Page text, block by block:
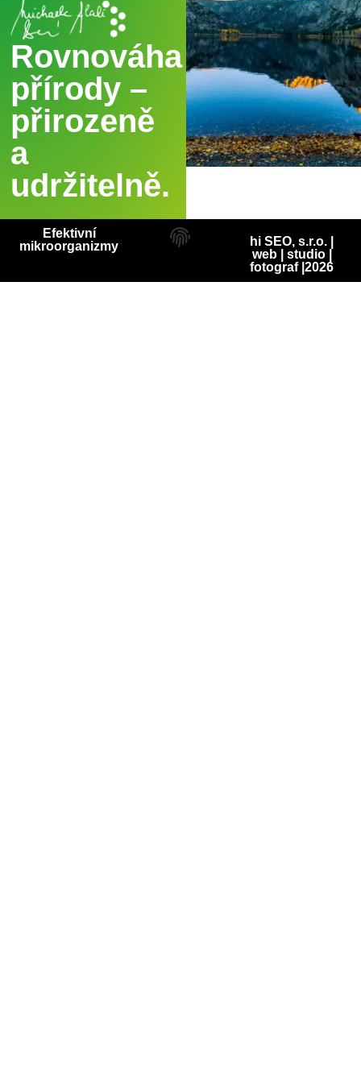
Rovnováha
přírody –
přirozeně
a
udržitelně.
hi SEO, s.r.o. |
web| studio|
fotograf|2026
Efektivní
mikroorganizmy